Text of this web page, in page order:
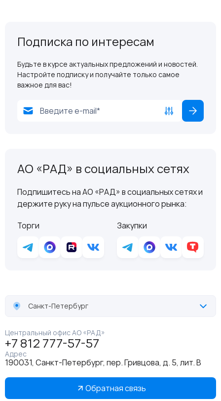
Подписка по интересам
Будьте в курсе актуальных предложений и новостей.
Настройте подписку и получайте только самое
важное для вас!
АО «РАД» в социальных сетях
Подпишитесь на АО «РАД» в социальных сетях и
держите руку на пульсе аукционного рынка:
Торги
Закупки
Санкт-Петербург
Центральный офис АО «РАД»
+7 812 777-57-57
Адрес
190031, Санкт-Петербург, пер. Гривцова, д. 5, лит. В
Обратная связь